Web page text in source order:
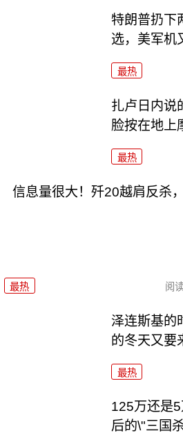
特朗普扔下
选，美军机
最热
扎卢日内说
脸按在地上
最热
信息量很大！歼20越肩反杀
最热 阅
泽连斯基的
的冬天又要
最热
125万还是
后的\"三国